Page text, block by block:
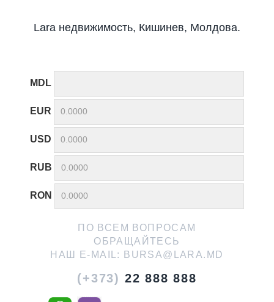
Lara недвижимость, Кишинев, Молдова.
MDL
EUR
USD
RUB
RON
ПО ВСЕМ ВОПРОСАМ
ОБРАЩАЙТЕСЬ
НАШ E-MAIL:
BURSA@LARA.MD
(+373) 22 888 888